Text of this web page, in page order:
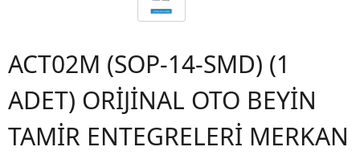
ACT02M (SOP-14-SMD) (1
ADET) ORİJİNAL OTO BEYİN
TAMİR ENTEGRELERİ MERKAN